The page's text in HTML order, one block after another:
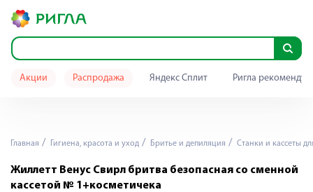
Акции Распродажа Яндекс Сплит Ригла
Главная Гигиена, красота и уход Бритье и депиляция Станки и кассеты
Жиллетт Венус Свирл бритва безопасная со сменной
кассетой № 1+косметичека